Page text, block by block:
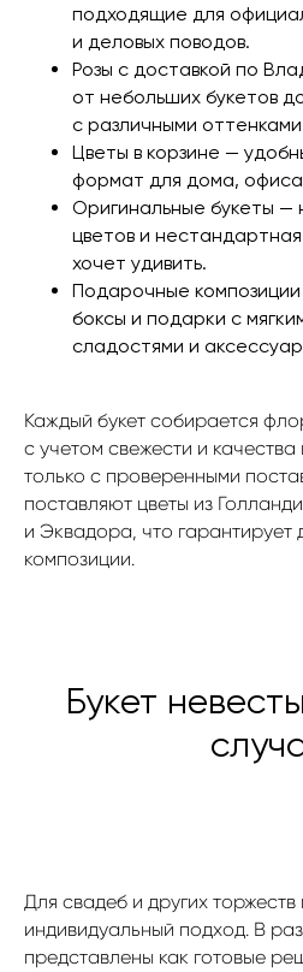
подходящие для
и деловых поводов.
Розы с доставкой по
от небольших букетов
с различными
Цветы в корзине —
формат для дома,
Оригинальные букеты —
цветов и
хочет удивить.
Подарочные
боксы и подарки с
сладостями и
Каждый букет собирается
с учетом свежести и
только с проверенными
поставляют цветы из
и Эквадора, что гарантирует
композиции.
Букет
Для свадеб и других
индивидуальный подход. В
представлены как готовые